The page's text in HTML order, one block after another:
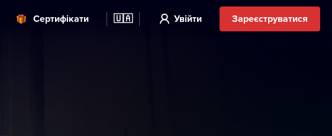
Cертифікати 🇺🇦 Увійти Зареєструватися